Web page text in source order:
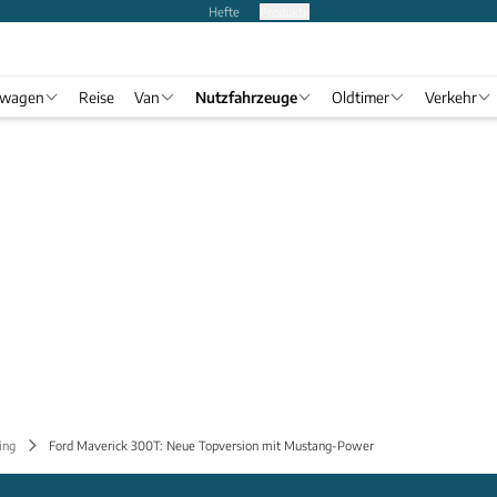
Hefte
Reise Van Nutzfahrzeuge Oldtimer Verkehr
Ford Maverick 300T: Neue Topversion mit Mustang-Power